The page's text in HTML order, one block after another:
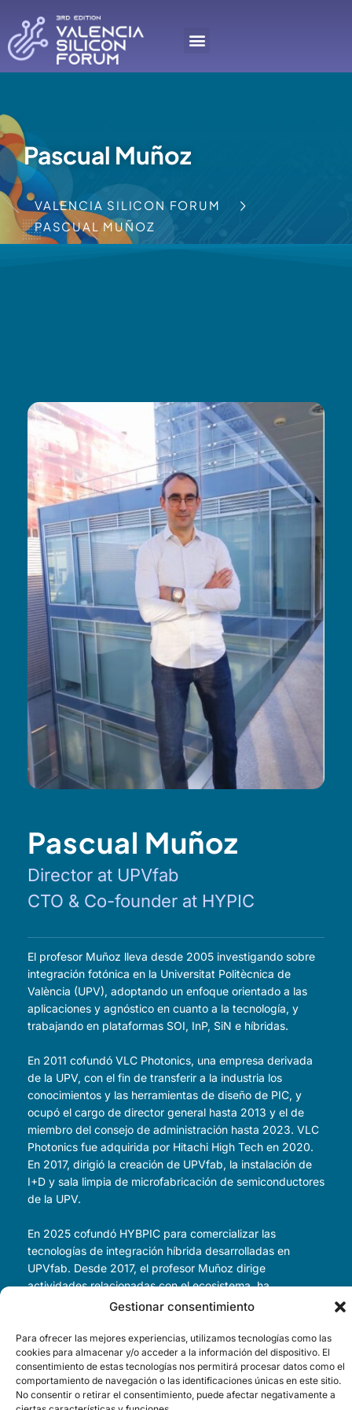
Gestionar consentimiento
Para ofrecer las mejores experiencias, utilizamos tecnologías como las
cookies para almacenar y/o acceder a la información del dispositivo. El
consentimiento de estas tecnologías nos permitirá procesar datos como el
comportamiento de navegación o las identificaciones únicas en este sitio.
No consentir o retirar el consentimiento, puede afectar negativamente a
Pascual Muñoz
VALENCIA SILICON FORUM
PASCUAL MUÑOZ
Pascual Muñoz
Director at UPVfab
CTO & Co-founder at HYPIC
El profesor Muñoz lleva desde 2005 investigando sobre
integración fotónica en la Universitat Politècnica de
València (UPV), adoptando un enfoque orientado a las
aplicaciones y agnóstico en cuanto a la tecnología, y
trabajando en plataformas SOI, InP, SiN e híbridas.
En 2011 cofundó VLC Photonics, una empresa derivada
de la UPV, con el fin de transferir a la industria los
conocimientos y las herramientas de diseño de PIC, y
ocupó el cargo de director general hasta 2013 y el de
miembro del consejo de administración hasta 2023. VLC
Photonics fue adquirida por Hitachi High Tech en 2020.
En 2017, dirigió la creación de UPVfab, la instalación de
I+D y sala limpia de microfabricación de semiconductores
de la UPV.
En 2025 cofundó HYBPIC para comercializar las
tecnologías de integración híbrida desarrolladas en
UPVfab. Desde 2017, el profesor Muñoz dirige
actividades relacionadas con el ecosistema, ha
colaborado en la elaboración del libro blanco del
derivada PIXSpain a partir de 2022, que dio lugar a la
línea piloto Chips JU PIXEurope (2025-2035), con un
destacado papel protagonista de España, y al Centro de
Competencia PIXSpain (2025-2029).